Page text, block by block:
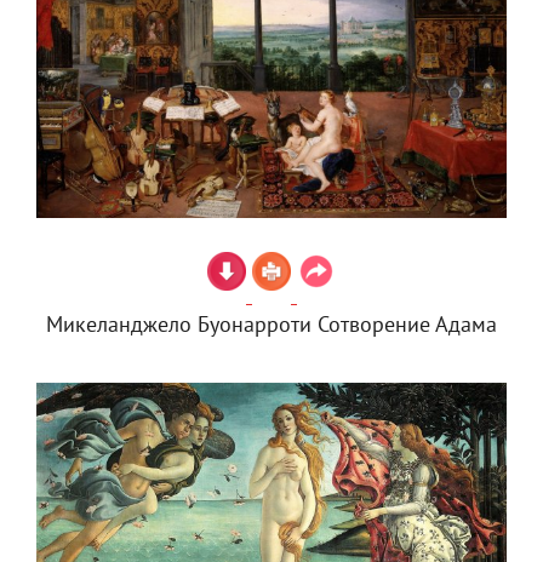
Микеланджело Буонарроти Сотворение Адама